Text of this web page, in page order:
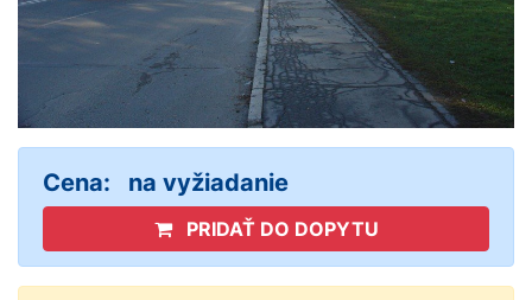
Cena: na vyžiadanie
PRIDAŤ DO DOPYTU